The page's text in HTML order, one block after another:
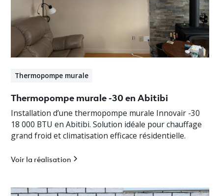
Thermopompe murale
Thermopompe murale -30 en Abitibi
Installation d’une thermopompe murale Innovair -30
18 000 BTU en Abitibi. Solution idéale pour chauffage
grand froid et climatisation efficace résidentielle.
Voir la réalisation